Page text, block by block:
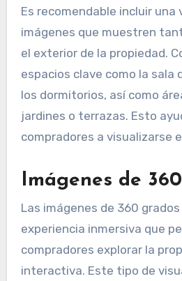
Es recomendable incluir una
imágenes que muestren
el exterior de la propiedad.
espacios clave como la sala
los dormitorios, así como
jardines o terrazas. Esto
compradores a visualizarse
Imágenes de
Las imágenes de 360
experiencia inmersiva que
compradores explorar la
interactiva. Este tipo de